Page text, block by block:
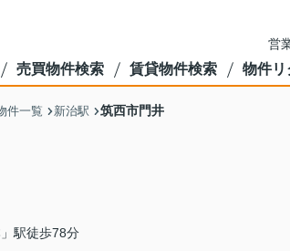
営
売買物件検索 賃貸物件検索 物件リ
件一覧 新治駅 筑西市門井
駅徒歩78分